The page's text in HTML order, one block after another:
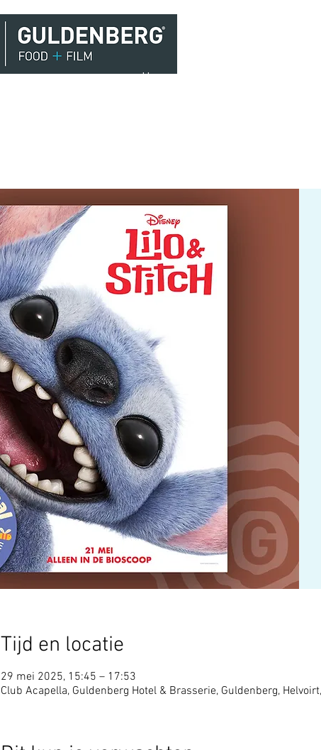
Home
Tijd en locatie
29 mei 2025, 15:45 – 17:53
Club Acapella, Guldenberg Hotel & Brasserie, Guldenberg,